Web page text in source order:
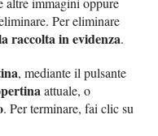
Per eliminare
raccolta in evidenza.
, mediante il pulsante
attuale, o
. Per terminare, fai clic su